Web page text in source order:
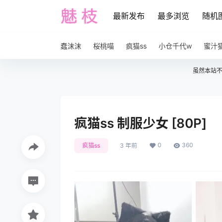
最新发布 最多浏览 随机
蠢沫沫 桜桃喵 疯猫ss 小仓千代w 蜜汁
虽然本站
疯猫ss 制服少女 [80P]
疯猫ss 3 年前 0 360